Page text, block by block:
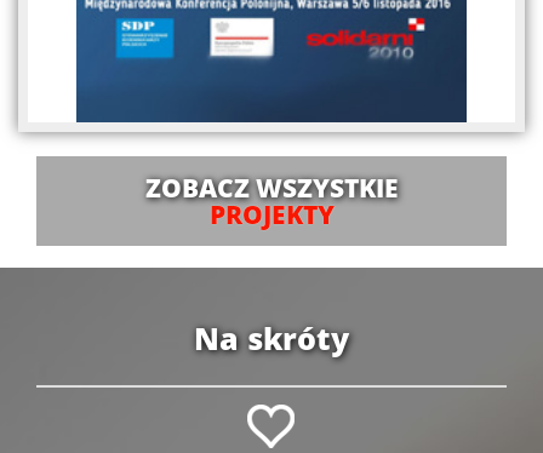
ZOBACZ WSZYSTKIE
PROJEKTY
Na skróty